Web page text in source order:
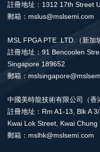
註冊地址：1312 17th Street
郵箱：mslus@mslsemi.com
MSL FPGA PTE .LTD.（新加
註冊地址：91 Bencoolen
Singapore 189652
郵箱：
中國美時龍技術有限公司（香
註冊地址：Rm A1-13, Blk A
Kwai Lok Street, Kwai Chung
郵箱：mslhk@mslsemi.com